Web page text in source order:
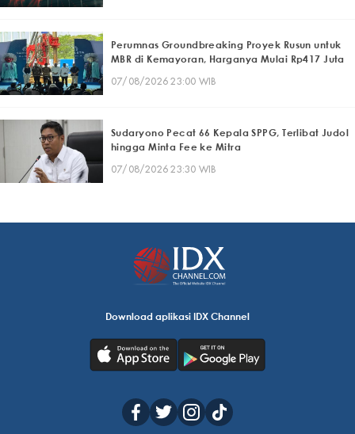
Perumnas Groundbreaking Proyek Rusun untuk
MBR di Kemayoran, Harganya Mulai Rp417 Juta
07/08/2026 23:00 WIB
Sudaryono Pecat 66 Kepala SPPG, Terlibat Judol
hingga Minta Fee ke Mitra
07/08/2026 23:30 WIB
Download aplikasi IDX Channel